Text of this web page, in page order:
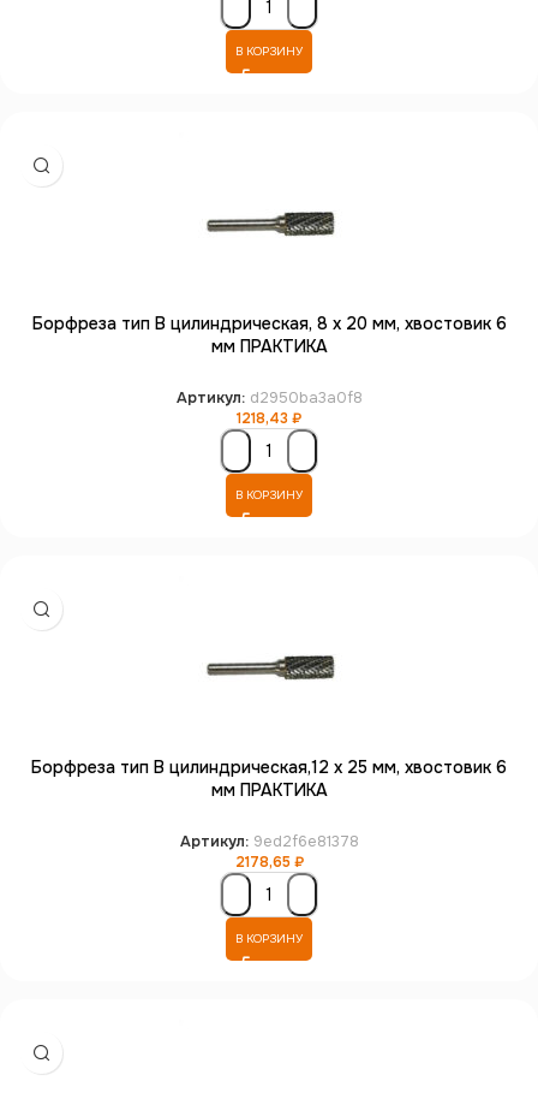
В КОРЗИНУ
Борфреза тип B цилиндрическая, 8 х 20 мм, хвостовик 6
мм ПРАКТИКА
Артикул: d2950ba3a0f8
1218,43₽
В КОРЗИНУ
Борфреза тип B цилиндрическая,12 х 25 мм, хвостовик 6
мм ПРАКТИКА
Артикул: 9ed2f6e81378
2178,65₽
В КОРЗИНУ